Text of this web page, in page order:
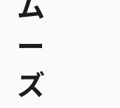
ム
ー
ズ